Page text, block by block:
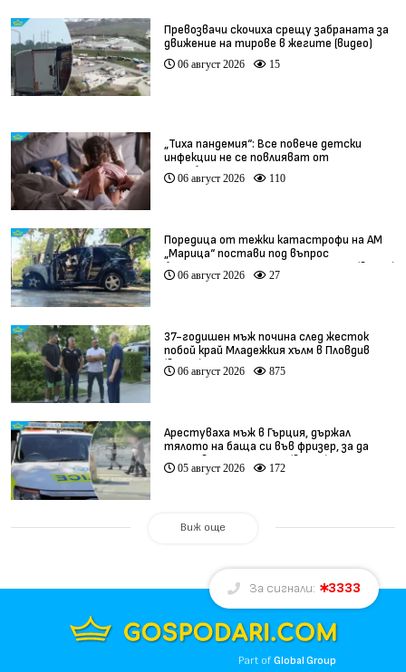
Превозвачи скочиха срещу забраната за
движение на тирове в жегите (видео)
06 август 2026 15
„Тиха пандемия“: Все повече детски
инфекции не се повлияват от
антибиотици
06 август 2026 110
Поредица от тежки катастрофи на АМ
„Марица“ постави под въпрос
безопасността по магистралата (видео)
06 август 2026 27
37-годишен мъж почина след жесток
побой край Младежкия хълм в Пловдив
(видео)
06 август 2026 875
Арестуваха мъж в Гърция, държал
тялото на баща си във фризер, за да
получава пенсията му (видео)
05 август 2026 172
Виж още
За сигнали: 3333
Part ofGlobal Group